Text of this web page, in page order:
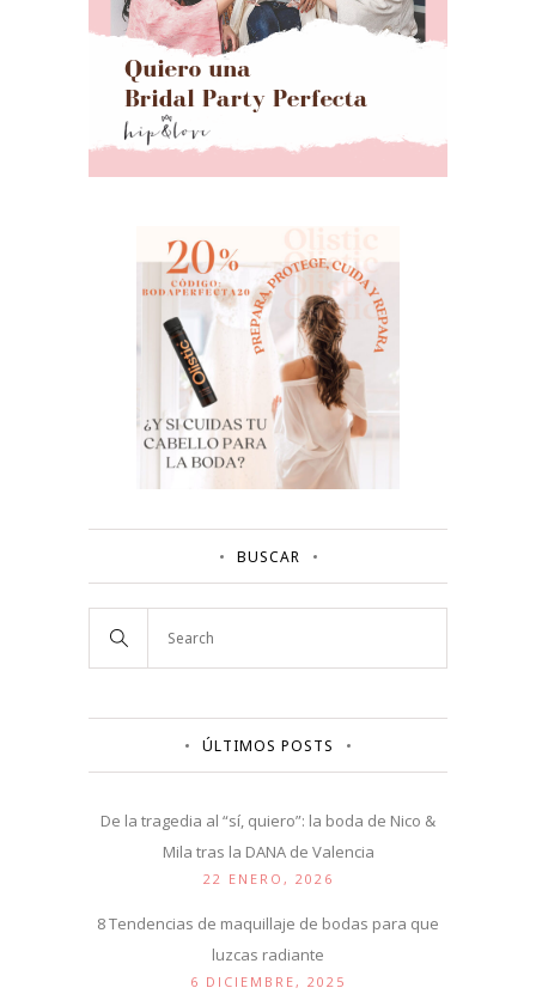
BUSCAR
ÚLTIMOS POSTS
De la tragedia al “sí, quiero”: la boda de Nico &
Mila tras la DANA de Valencia
22 ENERO, 2026
8 Tendencias de maquillaje de bodas para que
luzcas radiante
6 DICIEMBRE, 2025